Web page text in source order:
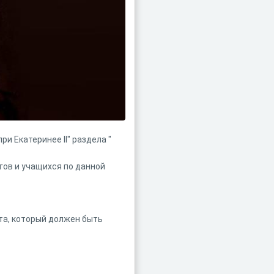
Екатеринее II" раздела "
и учащихся по данной
который должен быть